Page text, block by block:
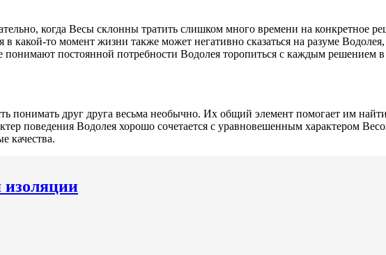
когда Весы склонны тратить слишком много времени на конкретное
какой-то момент жизни также может негативно сказаться на разуме
понимают постоянной потребности Водолея торопиться с каждым решением
понимать друг друга весьма необычно. Их общий элемент помогает им
поведения Водолея хорошо сочетается с уравновешенным характером
качества.
изоляции